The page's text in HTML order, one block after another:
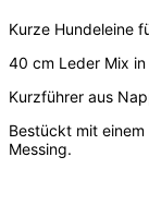
Kurze Hundeleine
40 cm Leder Mix in
Kurzführer aus
Bestückt mit
Messing.